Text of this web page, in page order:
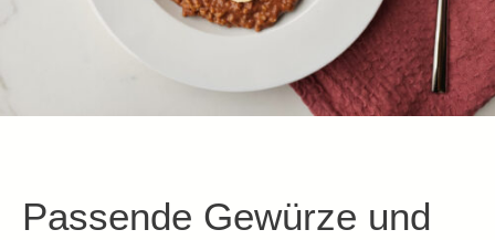
Passende Gewürze und